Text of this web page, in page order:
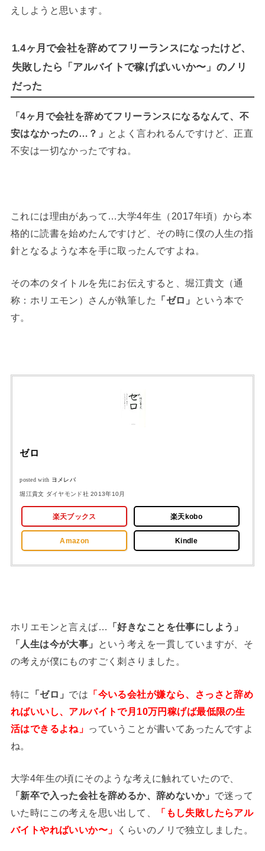
えしようと思います。
1.4ヶ月で会社を辞めてフリーランスになったけど、
失敗したら「アルバイトで稼げばいいか〜」のノリ
だった
「4ヶ月で会社を辞めてフリーランスになるなんて、不
安はなかったの…？」
とよく言われるんですけど、正直
不安は一切なかったですね。
これには理由があって…大学4年生（2017年頃）から本
格的に読書を始めたんですけど、その時に僕の人生の指
針となるような本を手に取ったんですよね。
その本のタイトルを先にお伝えすると、堀江貴文（通
称：ホリエモン）さんが執筆した
「ゼロ」
という本で
す。
ゼロ
posted with ヨメレバ
堀江貴文 ダイヤモンド社 2013年10月
楽天ブックス 楽天kobo
Amazon Kindle
ホリエモンと言えば…
「好きなことを仕事にしよう」
「人生は今が大事」
という考えを一貫していますが、そ
の考えが僕にものすごく刺さりました。
特に 「ゼロ」 では 「今いる会社が嫌なら、さっさと辞め
ればいいし、アルバイトで月10万円稼げば最低限の生
活はできるよね」 っていうことが書いてあったんですよ
ね。
大学4年生の頃にそのような考えに触れていたので、
「新卒で入った会社を辞めるか、辞めないか」 で迷って
いた時にこの考えを思い出して、
「もし失敗したらアル
バイトやればいいか〜」
くらいのノリで独立しました。